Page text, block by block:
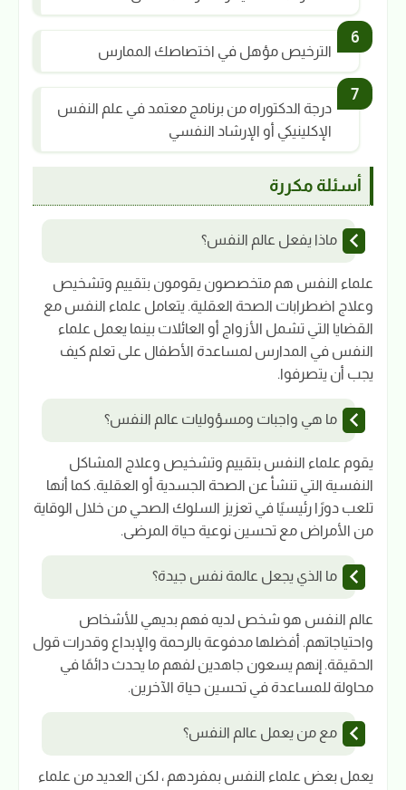
الترخيص مؤهل في اختصاصك الممارس
درجة الدكتوراه من برنامج معتمد في علم النفس
الإكلينيكي أو الإرشاد النفسي
أسئلة مكررة
ماذا يفعل عالم النفس؟
علماء النفس هم متخصصون يقومون بتقييم وتشخيص
وعلاج اضطرابات الصحة العقلية. يتعامل علماء النفس مع
القضايا التي تشمل الأزواج أو العائلات بينما يعمل علماء
النفس في المدارس لمساعدة الأطفال على تعلم كيف
يجب أن يتصرفوا.
ما هي واجبات ومسؤوليات عالم النفس؟
يقوم علماء النفس بتقييم وتشخيص وعلاج المشاكل
النفسية التي تنشأ عن الصحة الجسدية أو العقلية. كما أنها
تلعب دورًا رئيسيًا في تعزيز السلوك الصحي من خلال الوقاية
من الأمراض مع تحسين نوعية حياة المرضى.
ما الذي يجعل عالمة نفس جيدة؟
عالم النفس هو شخص لديه فهم بديهي للأشخاص
واحتياجاتهم. أفضلها مدفوعة بالرحمة والإبداع وقدرات قول
الحقيقة. إنهم يسعون جاهدين لفهم ما يحدث دائمًا في
محاولة للمساعدة في تحسين حياة الآخرين.
مع من يعمل عالم النفس؟
يعمل بعض علماء النفس بمفردهم ، لكن العديد من علماء